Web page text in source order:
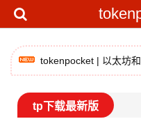
tokenpocket | 以太坊
tp下载最新版